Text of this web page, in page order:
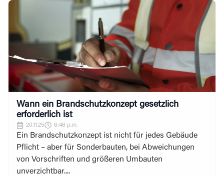
Wann ein Brandschutzkonzept gesetzlich
erforderlich ist
20.11.25 6:46 p.m.
Ein Brandschutzkonzept ist nicht für jedes Gebäude
Pflicht – aber für Sonderbauten, bei Abweichungen
von Vorschriften und größeren Umbauten
unverzichtbar....